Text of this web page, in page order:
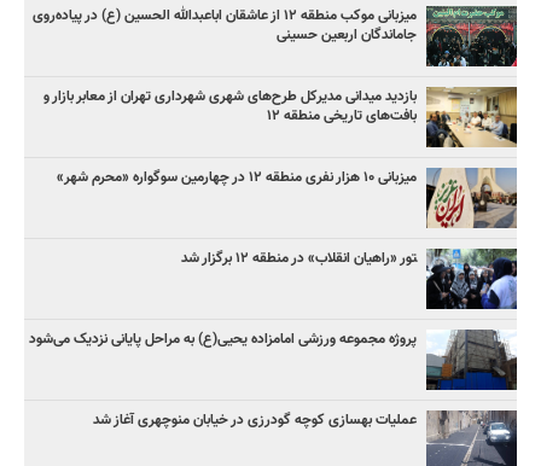
میزبانی موکب منطقه ۱۲ از عاشقان اباعبدالله الحسین (ع) در پیاده‌روی
جاماندگان اربعین حسینی
بازدید میدانی مدیرکل طرح‌های شهری شهرداری تهران از معابر بازار و
بافت‌های تاریخی منطقه ۱۲
میزبانی ۱۰ هزار نفری منطقه ۱۲ در چهارمین سوگواره «محرم شهر»
‍تور «راهیان انقلاب» در منطقه ۱۲ برگزار شد
پروژه مجموعه ورزشی امامزاده یحیی(ع) به مراحل پایانی نزدیک می‌شود
عملیات بهسازی کوچه گودرزی در خیابان منوچهری آغاز شد